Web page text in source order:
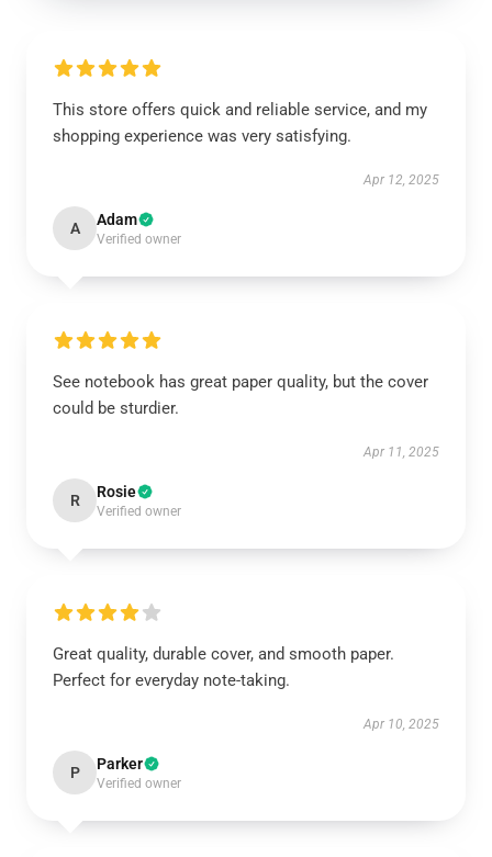
This store offers quick and reliable service, and my
shopping experience was very satisfying.
Apr 12, 2025
A Adam
Verified owner
See notebook has great paper quality, but the cover
could be sturdier.
Apr 11, 2025
R Rosie
Verified owner
Great quality, durable cover, and smooth paper.
Perfect for everyday note-taking.
Apr 10, 2025
P Parker
Verified owner